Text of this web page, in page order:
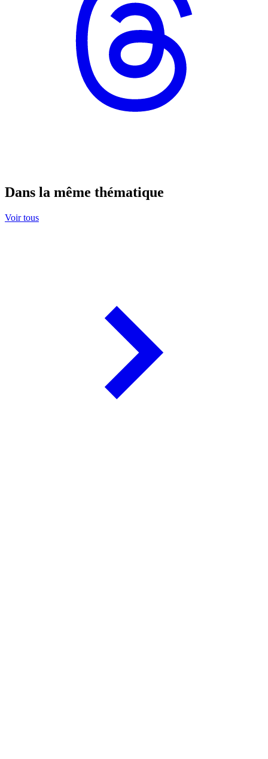
Dans la même thématique
Voir tous